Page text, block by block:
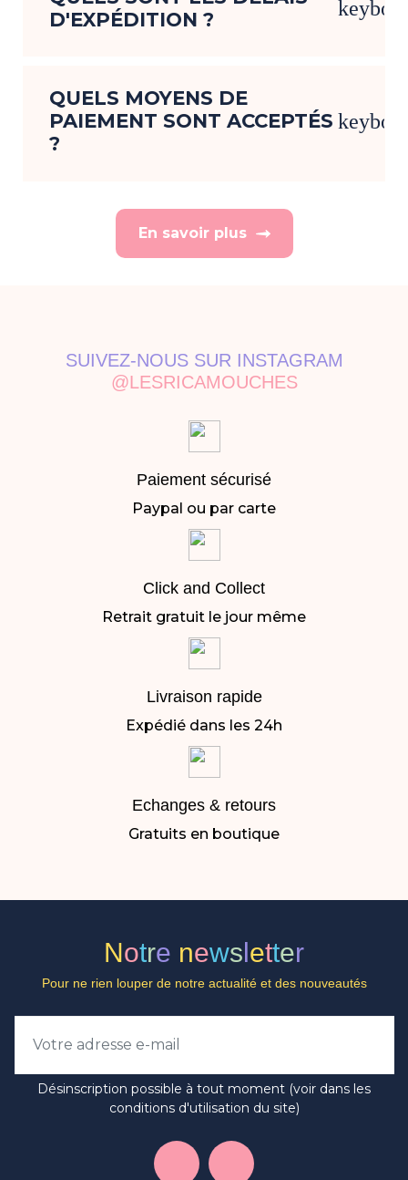
D'EXPÉDITION ?
QUELS MOYENS DE
PAIEMENT SONT ACCEPTÉS
?
En savoir plus
SUIVEZ-NOUS SUR INSTAGRAM
@LESRICAMOUCHES
Paiement sécurisé
Paypal ou par carte
Click and Collect
Retrait gratuit le jour même
Livraison rapide
Expédié dans les 24h
Echanges & retours
Gratuits en boutique
Notre newsletter
Pour ne rien louper de notre actualité et des nouveautés
Désinscription possible à tout moment (voir dans les
conditions d'utilisation du site)